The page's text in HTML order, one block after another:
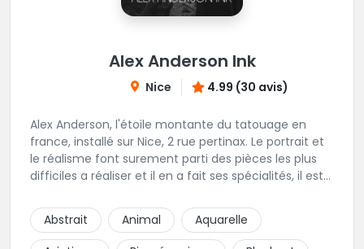
Alex Anderson Ink
Nice 4.99 (30 avis)
Alex Anderson, l'étoile montante du tatouage en
france, installé sur Nice, 2 rue pertinax. Le portrait et
le réalisme font surement parti des pièces les plus
difficiles a réaliser et il en a fait ses spécialités, il est
religieux ou du chicanos. Romain son frère sera vous
combler par sa finesse pour des pièces comme le
mandala, l'ornemental ou la calligraphie pour le
Abstrait Animal
Aquarelle